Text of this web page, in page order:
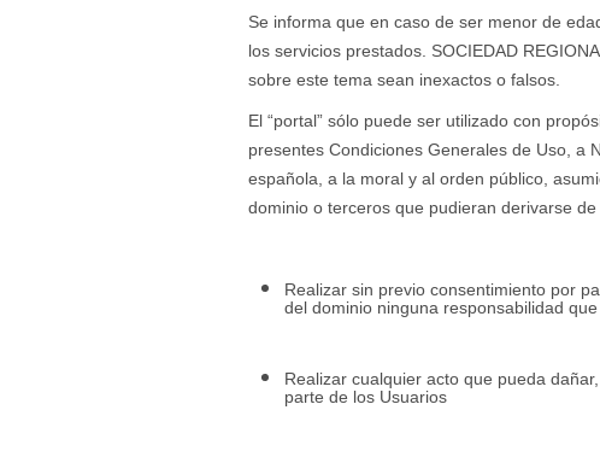
Se informa que en caso de ser menor de
los servicios prestados. SOCIEDAD
sobre este tema sean inexactos o falsos.
El “portal” sólo puede ser utilizado con
presentes Condiciones Generales de Uso, a
española, a la moral y al orden público,
dominio o terceros que pudieran derivarse
Realizar sin previo consentimiento por
del dominio ninguna responsabilidad
Realizar cualquier acto que pueda
parte de los Usuarios